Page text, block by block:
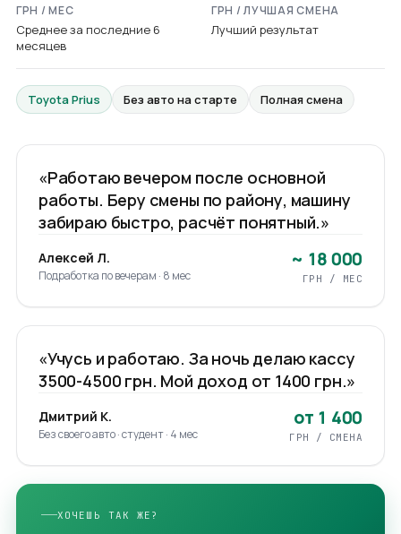
ГРН / МЕС
Среднее за последние 6
месяцев
ГРН / ЛУЧШАЯ СМЕНА
Лучший результат
Toyota Prius Без авто на старте Полная смена
«Работаю вечером после основной
работы. Беру смены по району, машину
забираю быстро, расчёт понятный.»
Алексей Л.
Подработка по вечерам · 8 мес
~ 18 000
ГРН / МЕС
[ VIDEO ·ДМИТРИЙ К.]
«Учусь и работаю. За ночь делаю кассу
3500-4500 грн. Мой доход от 1400 грн.»
Дмитрий К.
Без своего авто · студент · 4 мес
от 1 400
ГРН / СМЕНА
ХОЧЕШЬ ТАК ЖЕ?